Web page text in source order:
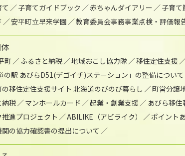
子育てガイドブック 赤ちゃんダイアリー 子育て
安平町立早来学園 教育委員会事務事業点検・評価報
町 ふるさと納税 地域おこし協力隊 移住定住支援
の駅 あびらD51(デゴイチ)ステーション」の整備について
移住定住支援サイト 北海道のびのび暮らし
町営分譲
納税
マンホールカード 起業・創業支援 あびら移
進プロジェクト
ABILIKE（アビライク） ポイント
の協力確認書の提出について